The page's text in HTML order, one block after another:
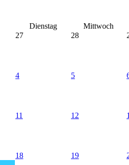
Dienstag
Mittwoch
27 28
4 5
11 12
18 19